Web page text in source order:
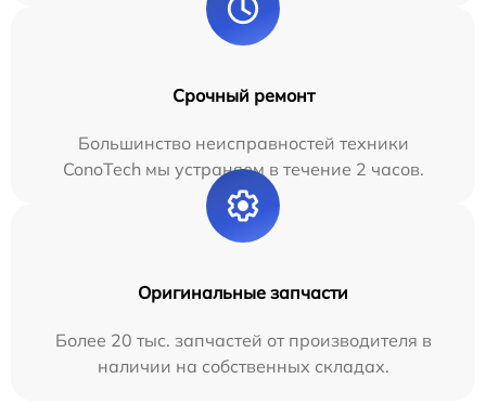
Срочный ремонт
Большинство неисправностей техники
ConoTech мы устраняем в течение 2 часов.
Оригинальные запчасти
Более 20 тыс. запчастей от производителя в
наличии на собственных складах.